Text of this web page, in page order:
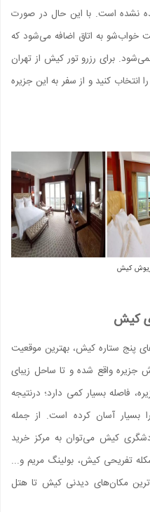
نشده است. با این حال در صورت
توئین 1 کاناپه تخت خواب‌‌شو به اتاق اضافه می‌شود که
برای رزرو تور کیش از تهران
کیش هتل داریوش 3 شب را انتخاب کنید و از سفر به این جزیره
کیش
کیش
پنج ستاره کیش، بهترین موقعیت
جزیره واقع شده و تا ساحل زیبای
فاصله بسیار کمی دارد؛ درنتیجه
آسان کرده است. از جمله
کیش می‌توان به مرکز خرید
اسکله تفریحی کیش، بولینگ مریم و...
مکان‌های دیدنی کیش تا هتل